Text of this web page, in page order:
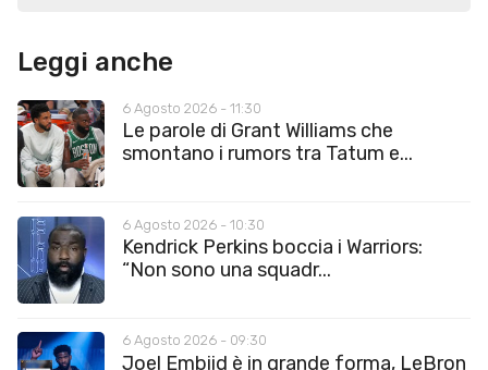
Leggi anche
6 Agosto 2026 - 11:30
Le parole di Grant Williams che
smontano i rumors tra Tatum e...
6 Agosto 2026 - 10:30
Kendrick Perkins boccia i Warriors:
“Non sono una squadr...
6 Agosto 2026 - 09:30
Joel Embiid è in grande forma, LeBron